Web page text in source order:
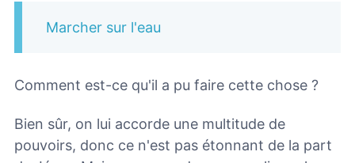
Marcher sur l'eau
Comment est-ce qu'il a pu faire cette chose ?
Bien sûr, on lui accorde une multitude de
pouvoirs, donc ce n'est pas étonnant de la part